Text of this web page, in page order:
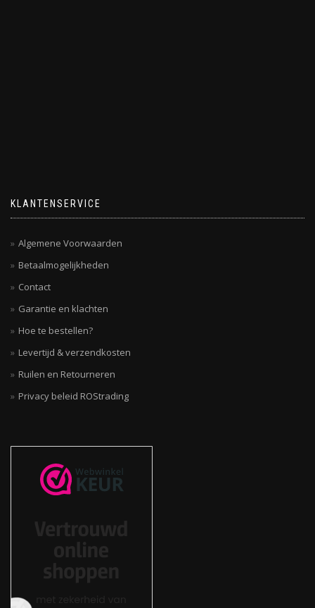
KLANTENSERVICE
Algemene Voorwaarden
Betaalmogelijkheden
Contact
Garantie en klachten
Hoe te bestellen?
Levertijd & verzendkosten
Ruilen en Retourneren
Privacy beleid ROStrading